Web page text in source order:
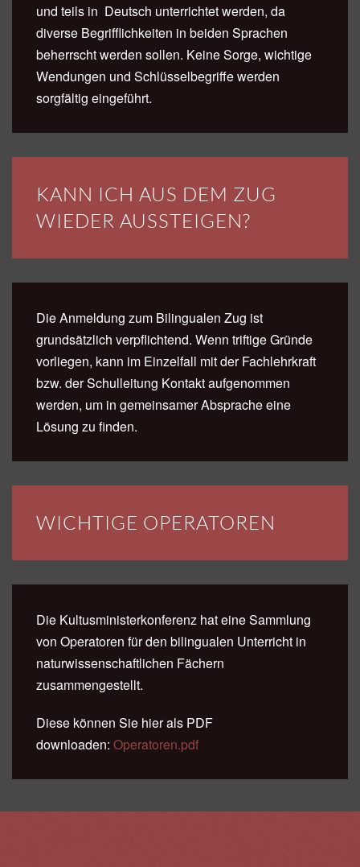
und teils in Deutsch unterrichtet werden, da
diverse Begrifflichkeiten in beiden Sprachen
beherrscht werden sollen. Keine Sorge, wichtige
Wendungen und Schlüsselbegriffe werden
sorgfältig eingeführt.
KANN ICH AUS DEM ZUG
WIEDER AUSSTEIGEN?
Die Anmeldung zum Bilingualen Zug ist
grundsätzlich verpflichtend. Wenn triftige Gründe
vorliegen, kann im Einzelfall mit der Fachlehrkraft
bzw. der Schulleitung Kontakt aufgenommen
werden, um in gemeinsamer Absprache eine
Lösung zu finden.
WICHTIGE OPERATOREN
Die Kultusministerkonferenz hat eine Sammlung
von Operatoren für den bilingualen Unterricht in
naturwissenschaftlichen Fächern
zusammengestellt.
Diese können Sie hier als PDF
downloaden: Operatoren.pdf